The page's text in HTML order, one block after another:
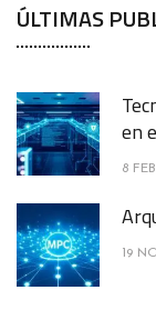
ÚLTIMAS
en
8
19